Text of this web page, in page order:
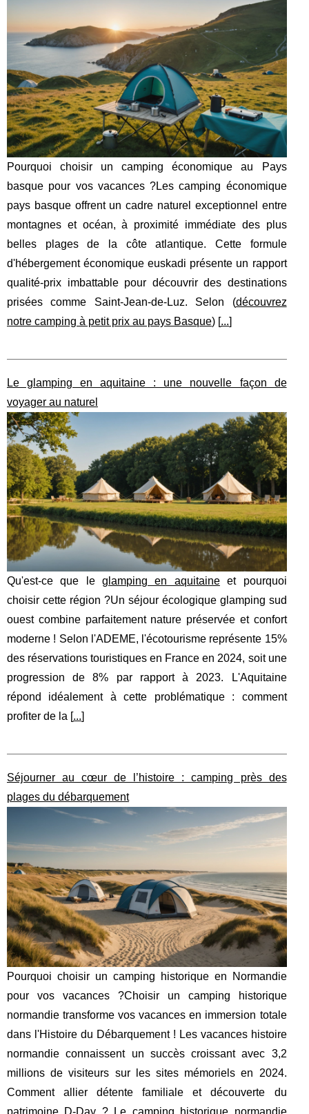
Pourquoi choisir un camping économique au Pays
basque pour vos vacances ?Les camping économique
pays basque offrent un cadre naturel exceptionnel entre
montagnes et océan, à proximité immédiate des plus
belles plages de la côte atlantique. Cette formule
d'hébergement économique euskadi présente un rapport
qualité-prix imbattable pour découvrir des destinations
prisées comme Saint-Jean-de-Luz. Selon (découvrez
notre camping à petit prix au pays Basque) [...]
Le glamping en aquitaine : une nouvelle façon de
voyager au naturel
Qu'est-ce que leglamping en aquitaineet pourquoi
choisir cette région ?Un séjour écologique glamping sud
ouest combine parfaitement nature préservée et confort
moderne ! Selon l'ADEME, l'écotourisme représente 15%
des réservations touristiques en France en 2024, soit une
progression de 8% par rapport à 2023. L'Aquitaine
répond idéalement à cette problématique : comment
profiter de la [...]
Séjourner au cœur de l’histoire : camping près des
plages du débarquement
Pourquoi choisir un camping historique en Normandie
pour vos vacances ?Choisir un camping historique
normandie transforme vos vacances en immersion totale
dans l'Histoire du Débarquement ! Les vacances histoire
normandie connaissent un succès croissant avec 3,2
millions de visiteurs sur les sites mémoriels en 2024.
Comment allier détente familiale et découverte du
patrimoine D-Day ? Le camping historique normandie